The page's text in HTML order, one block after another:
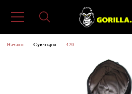
Начало Суичъри 420